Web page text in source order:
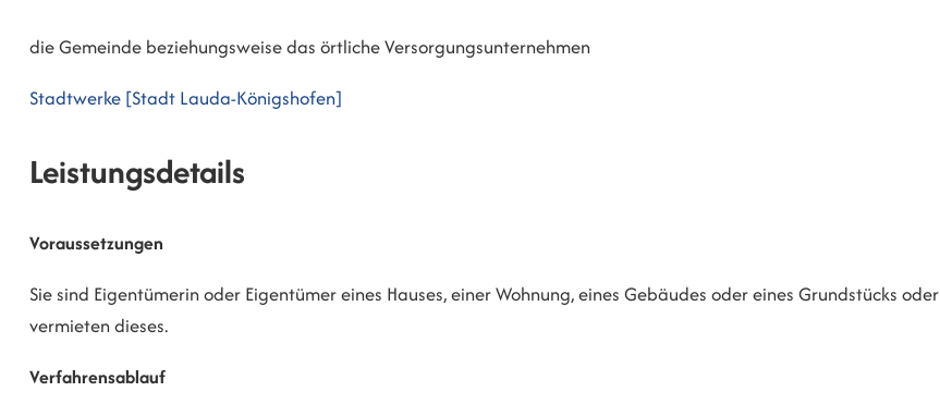
die Gemeinde beziehungsweise das örtliche Versorgungsunternehmen
Stadtwerke [Stadt Lauda-Königshofen]
Leistungsdetails
Voraussetzungen
Sie sind Eigentümerin oder Eigentümer eines Hauses, einer Wohnung, eines Gebäudes oder eines Grundstücks oder
vermieten dieses.
Verfahrensablauf